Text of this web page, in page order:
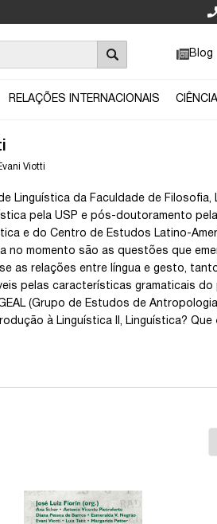
Blog
RELAÇÕES INTERNACIONAIS
Viotti
Linguística da Faculdade de Filosofia,
pela USP e pós-doutoramento
e do Centro de Estudos Latino-
no momento são as questões que
as relações entre língua e gesto,
pelas características gramaticais do
(Grupo de Estudos de
à Linguística II, Linguística?